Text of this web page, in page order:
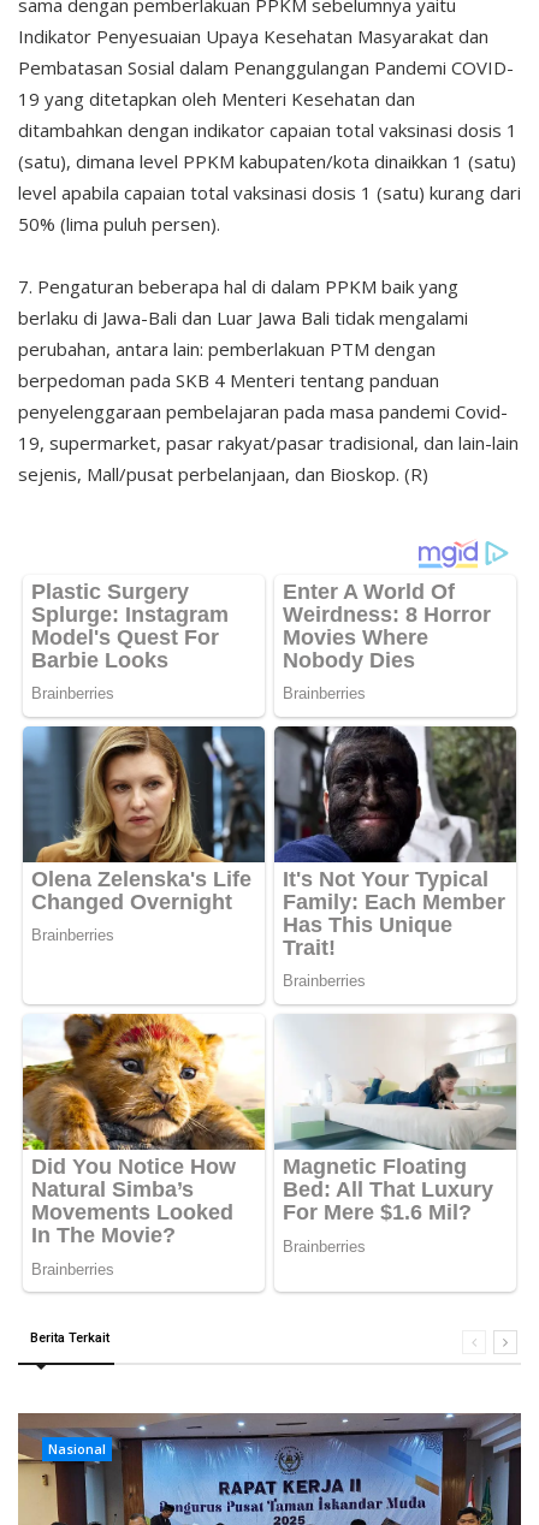
sama dengan pemberlakuan PPKM sebelumnya yaitu
Indikator Penyesuaian Upaya Kesehatan Masyarakat dan
Pembatasan Sosial dalam Penanggulangan Pandemi COVID-
19 yang ditetapkan oleh Menteri Kesehatan dan
ditambahkan dengan indikator capaian total vaksinasi dosis 1
(satu), dimana level PPKM kabupaten/kota dinaikkan 1 (satu)
level apabila capaian total vaksinasi dosis 1 (satu) kurang dari
50% (lima puluh persen).
7. Pengaturan beberapa hal di dalam PPKM baik yang
berlaku di Jawa-Bali dan Luar Jawa Bali tidak mengalami
perubahan, antara lain: pemberlakuan PTM dengan
berpedoman pada SKB 4 Menteri tentang panduan
penyelenggaraan pembelajaran pada masa pandemi Covid-
19, supermarket, pasar rakyat/pasar tradisional, dan lain-lain
sejenis, Mall/pusat perbelanjaan, dan Bioskop. (R)
Berita Terkait
Nasional